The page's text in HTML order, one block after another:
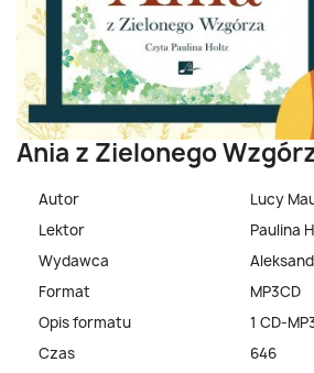
Ania z Zielonego
Autor
Lucy
Lektor
Paulina
Wydawca
Format
MP3CD
Opis formatu
1 CD-
Czas
646